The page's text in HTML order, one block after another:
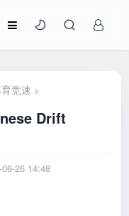
竞速 >
Drift
26 14:48